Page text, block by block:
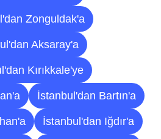
Zonguldak'a
Aksaray'a
Kırıkkale'ye
İstanbul'dan Bartın'a
İstanbul'dan Iğdır'a